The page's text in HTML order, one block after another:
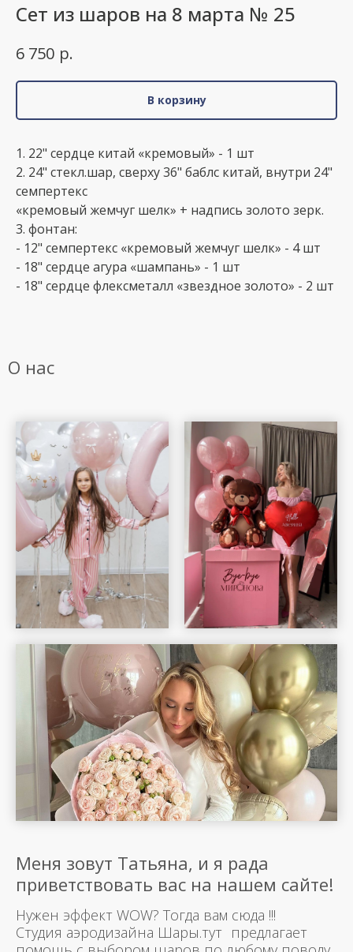
Сет из шаров на 8 марта № 25
6 750 р.
В корзину
1. 22" сердце китай «кремовый» - 1 шт
2. 24" стекл.шар, сверху 36" баблс китай, внутри 24"
семпертекс
«кремовый жемчуг шелк» + надпись золото зерк.
3. фонтан:
- 12" семпертекс «кремовый жемчуг шелк» - 4 шт
- 18" сердце агура «шампань» - 1 шт
- 18" сердце флексметалл «звездное золото» - 2 шт
О нас
Меня зовут Татьяна, и я рада
приветствовать вас на нашем сайте!
Нужен эффект WOW? Тогда вам сюда !!!
Студия аэродизайна Шары.тут предлагает